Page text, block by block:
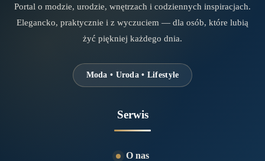
Portal o modzie, urodzie, wnętrzach i codziennych inspiracjach.
Elegancko, praktycznie i z wyczuciem — dla osób, które lubią
żyć piękniej każdego dnia.
Moda • Uroda • Lifestyle
Serwis
O nas